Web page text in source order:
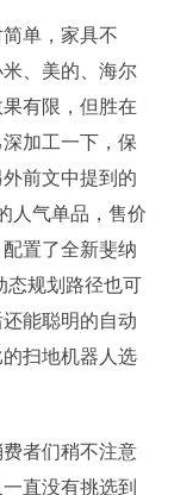
单，家具不
、美的、海尔
有限，但胜在
加工一下，保
前文中提到的
人气单品，售价
置了全新斐纳
态规划路径也可
能聪明的自动
扫地机器人选
者们稍不注意
直没有挑选到